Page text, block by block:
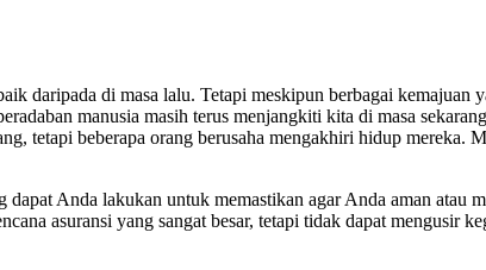
daripada di masa lalu. Tetapi meskipun berbagai kemajuan
manusia masih terus menjangkiti kita di masa
tetapi beberapa orang berusaha mengakhiri hidup mereka.
Anda lakukan untuk memastikan agar Anda aman atau
asuransi yang sangat besar, tetapi tidak dapat mengusir